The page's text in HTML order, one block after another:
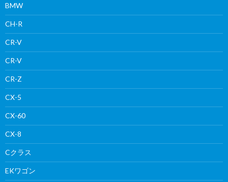
BMW
CH-R
CR-V
CR-V
CR-Z
CX-5
CX-60
CX-8
Cクラス
EKワゴン